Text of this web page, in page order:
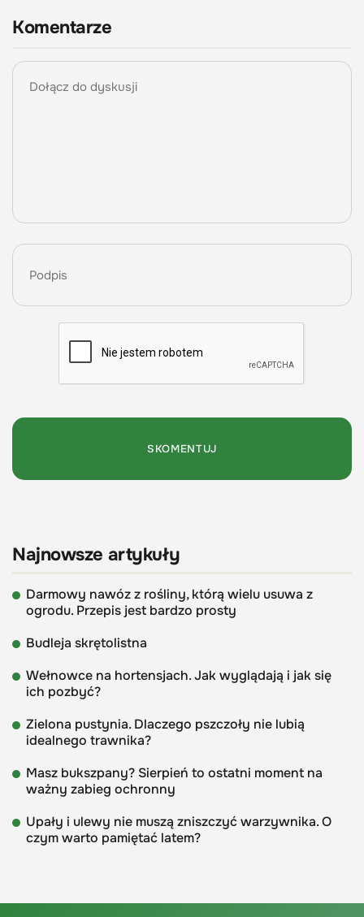
Komentarze
Najnowsze artykuły
Darmowy nawóz z rośliny, którą wielu usuwa z
ogrodu. Przepis jest bardzo prosty
Budleja skrętolistna
Wełnowce na hortensjach. Jak wyglądają i jak się
ich pozbyć?
Zielona pustynia. Dlaczego pszczoły nie lubią
idealnego trawnika?
Masz bukszpany? Sierpień to ostatni moment na
ważny zabieg ochronny
Upały i ulewy nie muszą zniszczyć warzywnika. O
czym warto pamiętać latem?